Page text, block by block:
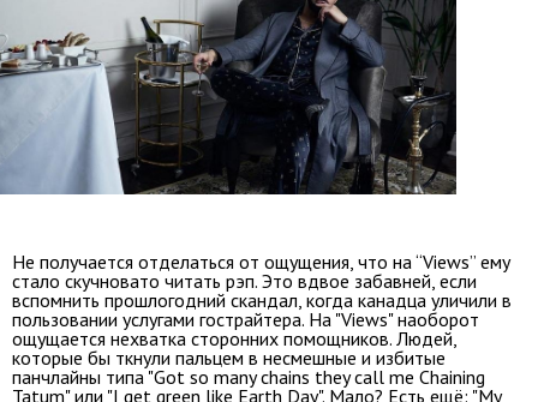
Не получается отделаться от ощущения, что на “Views” ему
стало скучновато читать рэп. Это вдвое забавней, если
вспомнить прошлогодний скандал, когда канадца уличили в
пользовании услугами гострайтера. На "Views" наоборот
ощущается нехватка сторонних помощников. Людей,
которые бы ткнули пальцем в несмешные и избитые
панчлайны типа "Got so many chains they call me Chaining
Tatum" или "I get green like Earth Day". Мало? Есть ещё: "My